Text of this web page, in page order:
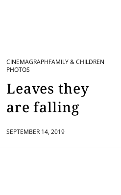
CINEMAGRAPHFAMILY & CHILDREN
PHOTOS
Leaves they
are falling
SEPTEMBER 14, 2019